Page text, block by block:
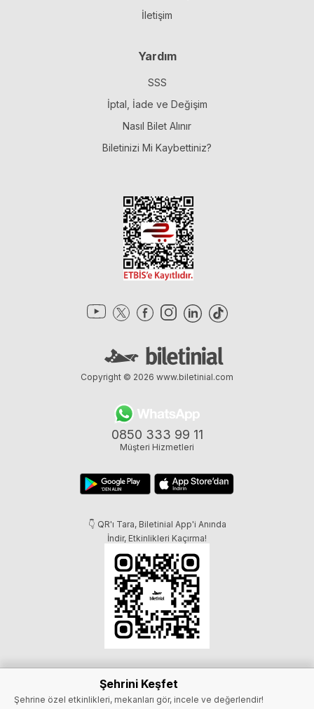
Şehrini Keşfet
Şehrine özel etkinlikleri, mekanları gör, incele ve değerlendir!
İletişim
Yardım
SSS
İptal, İade ve Değişim
Nasıl Bilet Alınır
Biletinizi Mi Kaybettiniz?
0850 333 99 11
Müşteri Hizmetleri
👇 QR'ı Tara, Biletinial App'i Anında
İndir, Etkinlikleri Kaçırma!
Copyright © 2026 www.biletinial.com